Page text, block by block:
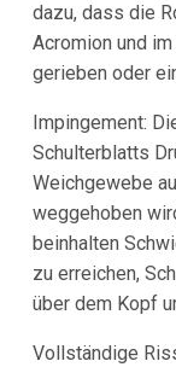
dazu, dass die
Acromion und
gerieben oder
Impingement:
Schulterblatts
Weichgewebe
weggehoben
beinhalten
zu erreichen,
über dem Kopf
Vollständige